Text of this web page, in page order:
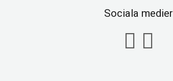
Sociala medier